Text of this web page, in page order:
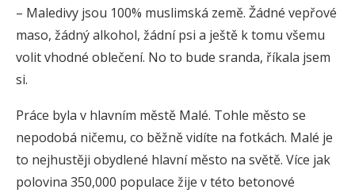
– Maledivy jsou 100% muslimská země. Žádné vepřové
maso, žádný alkohol, žádní psi a ještě k tomu všemu
volit vhodné oblečení. No to bude sranda, říkala jsem
si.
Práce byla v hlavním městě Malé. Tohle město se
nepodobá ničemu, co běžně vidíte na fotkách. Malé je
to nejhustěji obydlené hlavní město na světě. Více jak
polovina 350,000 populace žije v této betonové